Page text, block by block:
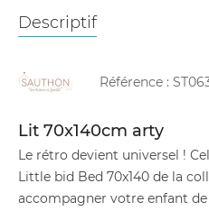
Descriptif
Référence :
Lit 70x140cm arty
Le rétro devient universel !
Little bid Bed 70x140 de la
accompagner votre enfant de